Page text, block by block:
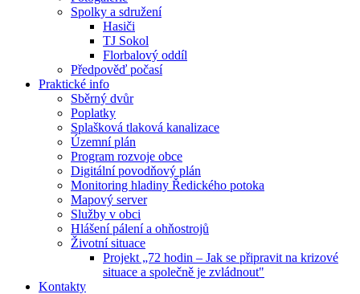
Spolky a sdružení
Hasiči
TJ Sokol
Florbalový oddíl
Předpověď počasí
Praktické info
Sběrný dvůr
Poplatky
Splašková tlaková kanalizace
Územní plán
Program rozvoje obce
Digitální povodňový plán
Monitoring hladiny Ředického potoka
Mapový server
Služby v obci
Hlášení pálení a ohňostrojů
Životní situace
Projekt „72 hodin – Jak se připravit na krizové
situace a společně je zvládnout"
Kontakty